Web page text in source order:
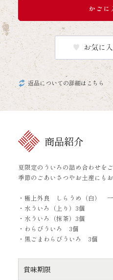
返品についての詳細はこちら
商品紹介
夏限定のういろの詰め合わせを
季節のごあいさつやお土産にもお
・極上外良 しらうめ（白）
・水ういろ（上り）3個
・水ういろ（抹茶）3個
・わらびういろ 3個
・黒ごまわらびういろ 3個
賞味期限